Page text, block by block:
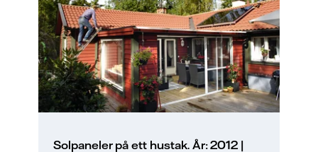
Solpaneler på ett hustak. År: 2012 |